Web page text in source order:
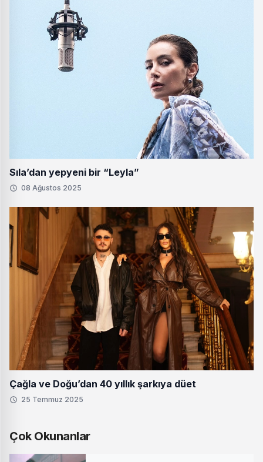
Sıla’dan yepyeni bir “Leyla”
08 Ağustos 2025
Çağla ve Doğu’dan 40 yıllık şarkıya düet
25 Temmuz 2025
Çok Okunanlar